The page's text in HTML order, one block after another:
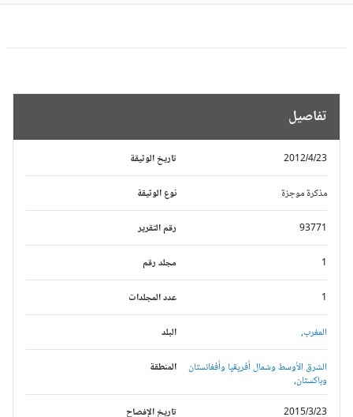
تفاصيل
تاريخ الوثيقة 2012/4/23
نوع الوثيقة مذكرة موجزة
رقم التقرير 93771
مجلد رقم
عدد المجلدات
البلد المغرب,
المنطقة
الشرق الأوسط وشمال أفريقيا وأفغانستان
وباكستان,
تاريخ الإفصاح
2015/3/23